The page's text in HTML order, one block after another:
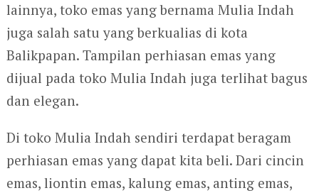
lainnya, toko emas yang bernama Mulia Indah
juga salah satu yang berkualias di kota
Balikpapan. Tampilan perhiasan emas yang
dijual pada toko Mulia Indah juga terlihat bagus
dan elegan.
Di toko Mulia Indah sendiri terdapat beragam
perhiasan emas yang dapat kita beli. Dari cincin
emas, liontin emas, kalung emas, anting emas,